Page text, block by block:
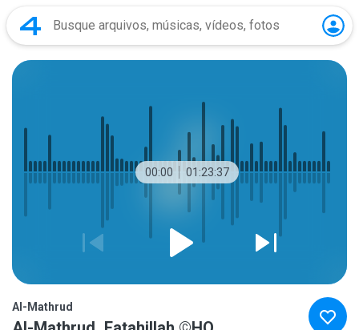
00:00 01:23:37
Al-Mathrud